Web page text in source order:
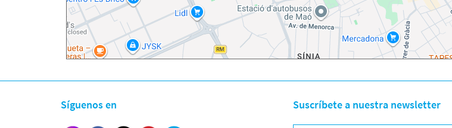
Síguenos en Suscríbete a nuestra newsletter